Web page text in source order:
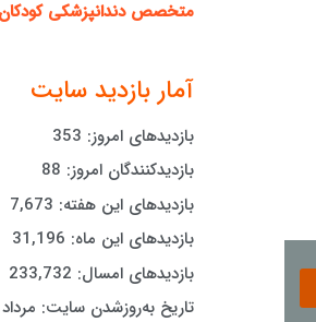
متخصص دندانپزشکی
آمار بازدید سایت
بازدیدهای امروز: 353
بازدیدکنندگان امروز: 88
بازدیدهای این هفته: 7,673
بازدیدهای این ماه: 31,196
بازدیدهای امسال: 233,732
تاریخ به‌روزشدن سایت: مرداد ۱۶, ۱۴۰۵